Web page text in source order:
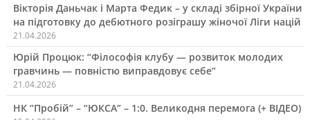
Вікторія Даньчак і Марта Федик – у складі збірної України
на підготовку до дебютного розіграшу жіночої Ліги націй
21.04.2026
Юрій Процюк: “Філософія клубу — розвиток молодих
гравчинь — повністю виправдовує себе”
21.04.2026
НК “Пробій” – “ЮКСА” – 1:0. Великодня перемога (+ ВІДЕО)